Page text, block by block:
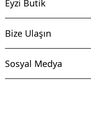
Eyzi Butik
Bize Ulaşın
Sosyal Medya